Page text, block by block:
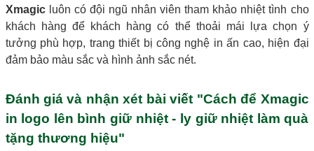
Xmagicluôn có đội ngũ nhân viên tham khảo nhiệt tình cho
khách hàng để khách hàng có thể thoải mái lựa chọn ý
tưởng phù hợp, trang thiết bị công nghệ in ấn cao, hiện đại
đảm bảo màu sắc và hình ảnh sắc nét.
Đánh giá và nhận xét bài viết "Cách để Xmagic
in logo lên bình giữ nhiệt - ly giữ nhiệt làm quà
tặng thương hiệu"